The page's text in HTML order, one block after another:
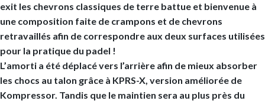
exit les chevrons classiques de terre battue et bienvenue à
une composition faite de crampons et de chevrons
retravaillés afin de correspondre aux deux surfaces utilisées
pour la pratique du padel !
L’amorti a été déplacé vers l’arrière afin de mieux absorber
les chocs au talon grâce à KPRS-X, version améliorée de
Kompressor. Tandis que le maintien sera au plus près du